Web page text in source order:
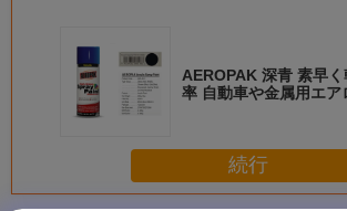
AEROPAK 深青 素早
率 自動車や金属用エア
続行